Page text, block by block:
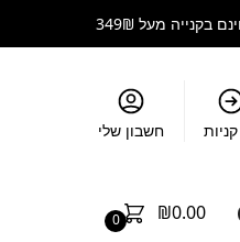
בקנייה מעל 349₪
חשבון שלי
₪0.00
0